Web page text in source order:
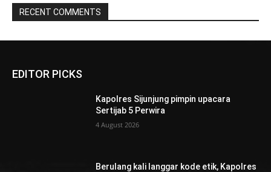
RECENT COMMENTS
EDITOR PICKS
Kapolres Sijunjung pimpin upacara
Sertijab 5 Perwira
4 August 2026
Berulang kali langgar kode etik, Kapolres